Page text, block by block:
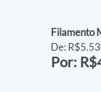
Filamento
De:
Por: